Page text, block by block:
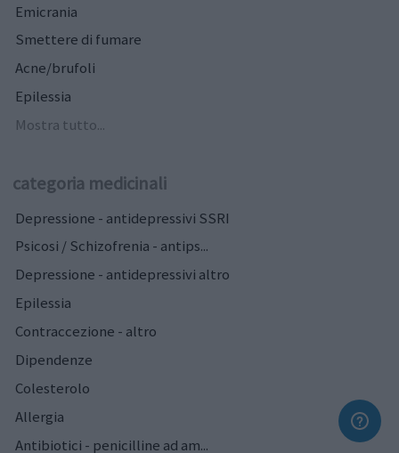
Emicrania
Smettere di fumare
Acne/brufoli
Epilessia
Mostra tutto...
categoria medicinali
Depressione - antidepressivi SSRI
Psicosi / Schizofrenia - antips...
Depressione - antidepressivi altro
Epilessia
Contraccezione - altro
Dipendenze
Colesterolo
Allergia
Antibiotici - penicilline ad am...